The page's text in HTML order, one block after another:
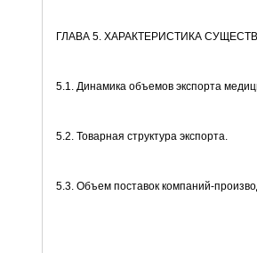
ГЛАВА 5. ХАРАКТЕРИСТИКА
5.1. Динамика объемов экспорта
5.2. Товарная структура экспорта.
5.3. Объем поставок компаний-